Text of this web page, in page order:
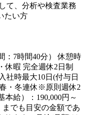
て、分析や検査業務
たい方
：7時間40分） 休憩時
休暇 完全週休2日制
社時最大10日(付与日
・冬連休※原則週休2
本給）：190,000円～
でも目安の金額であ